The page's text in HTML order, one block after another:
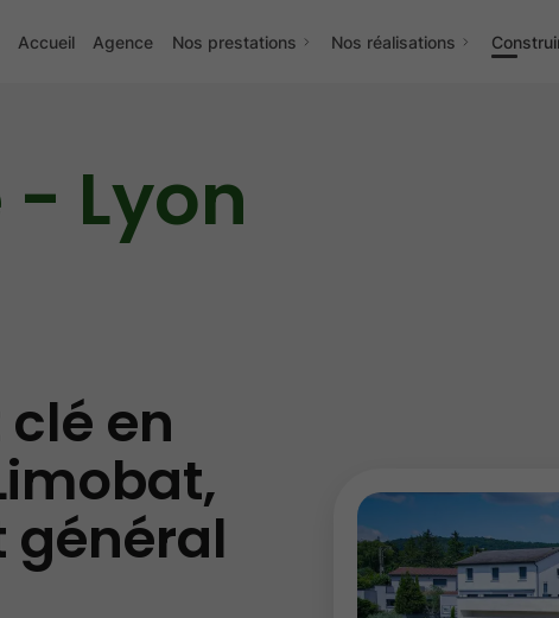
Accueil Agence Nos prestations Nos réalisations
Lyon
en